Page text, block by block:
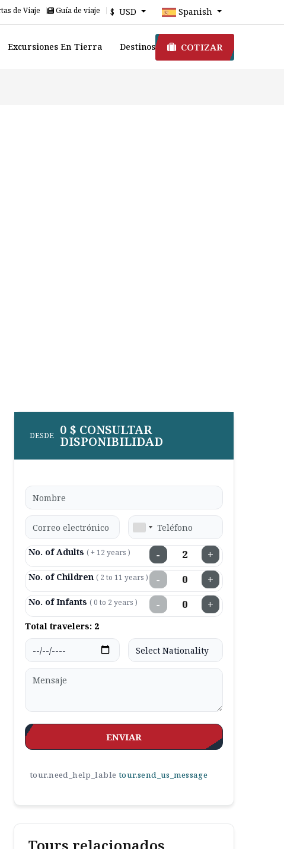
de Viaje Guía de viaje $ USD Spanish
Excursiones En Tierra Destinos COTIZAR
DESDE 0 $ CONSULTAR
DISPONIBILIDAD
No. of Adults ( + 12 years ) − +
No. of Children ( 2 to 11 years ) − +
No. of Infants ( 0 to 2 years ) − +
Total travelers: 2
ENVIAR
tour.need_help_lable tour.send_us_message